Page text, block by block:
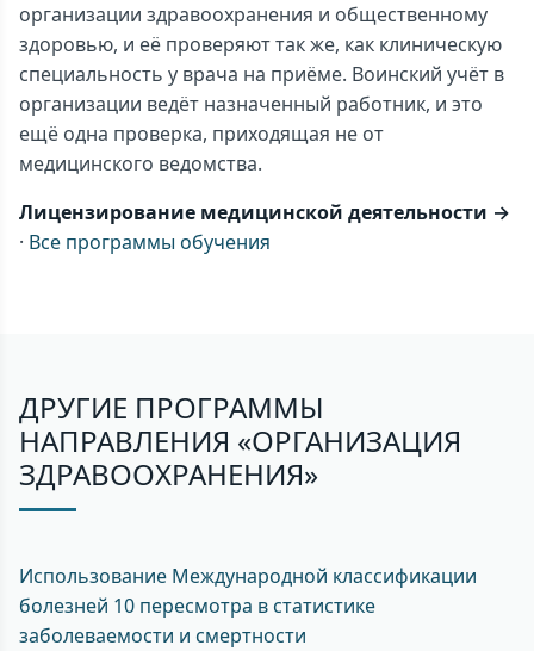
организации здравоохранения и общественному
здоровью, и её проверяют так же, как клиническую
специальность у врача на приёме. Воинский учёт в
организации ведёт назначенный работник, и это
ещё одна проверка, приходящая не от
медицинского ведомства.
Лицензирование медицинской деятельности →
· Все программы обучения
ДРУГИЕ ПРОГРАММЫ
НАПРАВЛЕНИЯ «ОРГАНИЗАЦИЯ
ЗДРАВООХРАНЕНИЯ»
Использование Международной классификации
болезней 10 пересмотра в статистике
заболеваемости и смертности